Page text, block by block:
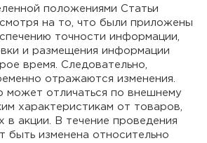
положениями Статьи
на то, что были приложены
точности информации,
и размещения информации
время. Следовательно,
отражаются изменения.
может отличаться по внешнему
характеристикам от товаров,
в акции. В течение проведения
быть изменена относительно